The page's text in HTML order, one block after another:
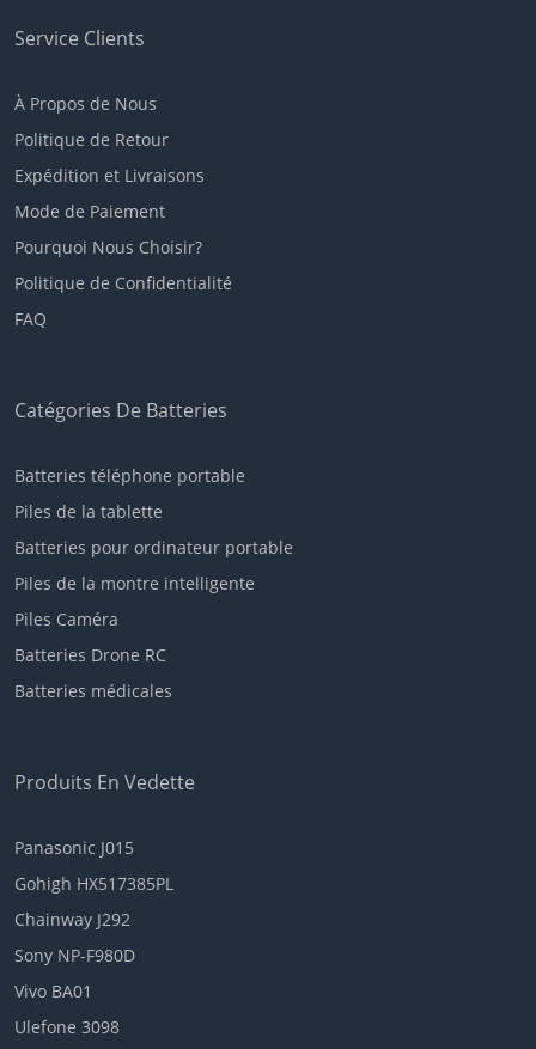
Service Clients
À Propos de Nous
Politique de Retour
Expédition et Livraisons
Mode de Paiement
Pourquoi Nous Choisir?
Politique de Confidentialité
FAQ
Catégories De Batteries
Batteries téléphone portable
Piles de la tablette
Batteries pour ordinateur portable
Piles de la montre intelligente
Piles Caméra
Batteries Drone RC
Batteries médicales
Produits En Vedette
Panasonic J015
Gohigh HX517385PL
Chainway J292
Sony NP-F980D
Vivo BA01
Ulefone 3098